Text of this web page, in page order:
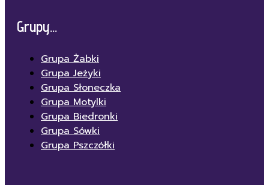
Grupy...
Grupa Żabki
Grupa Jeżyki
Grupa Słoneczka
Grupa Motylki
Grupa Biedronki
Grupa Sówki
Grupa Pszczółki